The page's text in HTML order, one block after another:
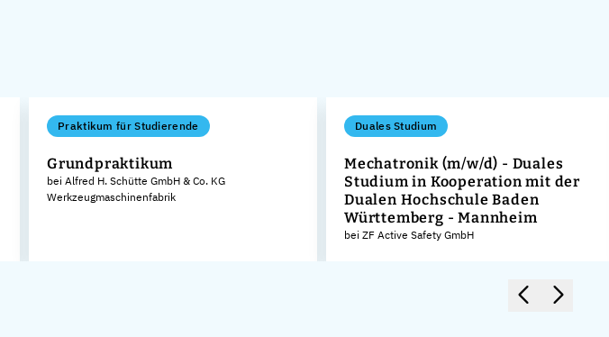
Praktikum für Studierende
Grundpraktikum
bei Alfred H. Schütte GmbH & Co. KG
Werkzeugmaschinenfabrik
Duales Studium
Mechatronik (m/w/d) - Duales
Studium in Kooperation mit der
Dualen Hochschule Baden
Württemberg - Mannheim
bei ZF Active Safety GmbH